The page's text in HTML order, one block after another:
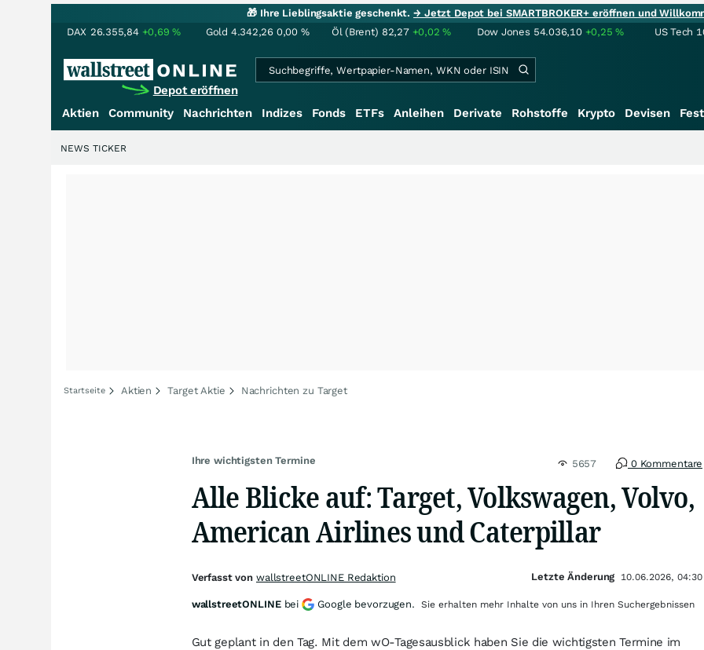
🎁 Ihre Lieblingsaktie geschenkt.→ Jetzt Depot bei SMARTBROKER+ eröffnen und
DAX 26.355,84 +0,69% Gold 4.342,26 0,00 % Öl (Brent) 82,27 +0,02% Dow Jones 54.036,10 +0,25% US Tech
Depot eröffnen
Aktien Community Nachrichten Indizes Fonds ETFs Anleihen Derivate Rohstoffe Krypto Devisen
Saga
NEWS TICKER
Startseite Aktien Target Aktie Nachrichten zu Target
Ihre wichtigsten Termine 5657 0 Kommentare
Alle Blicke auf: Target, Volkswagen, Volvo,
American Airlines und Caterpillar
Gut geplant in den Tag. Mit dem wO-Tagesausblick haben Sie die wichtigsten Termine im
Verfasst von wallstreetONLINE Redaktion Letzte Änderung 10.06.2026, 04:30
wallstreetONLINE bei Google bevorzugen. Sie erhalten mehr Inhalte von uns in Ihren Suchergebnissen